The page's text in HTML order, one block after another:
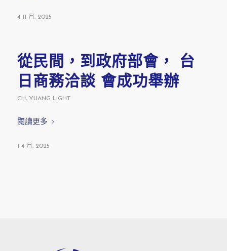
4 11 月, 2025
從民間，到政府部會， 台
日商務洽談 會成功舉辦
CH, YUANG LIGHT
閱讀更多
1 4 月, 2025